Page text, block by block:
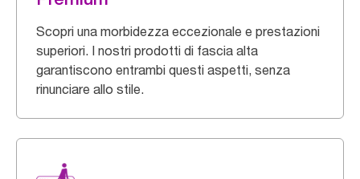
Scopri una morbidezza eccezionale e prestazioni
superiori. I nostri prodotti di fascia alta
garantiscono entrambi questi aspetti, senza
rinunciare allo stile.